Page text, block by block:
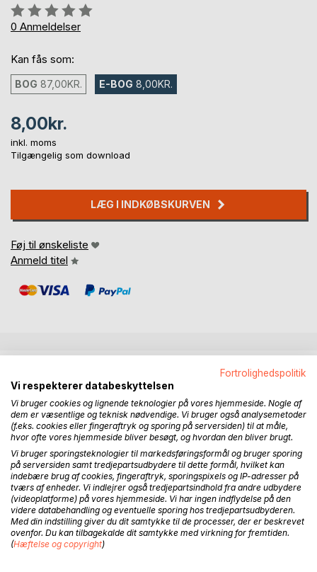
Anmeldelse::
0%
0 Anmeldelser
Kan fås som:
BOG 87,00KR. E-BOG 8,00KR.
8,00kr.
inkl. moms
Tilgængelig som download
LÆG I INDKØBSKURVEN
Føj til ønskeliste
Anmeld titel
I “Hvem har retten til mine smerter?” fortæller jeg om
rejsen, som har bragt mig ud af mørket og ind i lyset efter
mit livs katastrofer. Fra at have en hverdag med
invaliderende fysiske smerter og ubehag pga uhelbredelig
knoglemarvskræft, behandling og skader på min krop. Fra
tilbagevendende mareridt og flashbacks fra traumer som
pårørende til skizoaffektiv lidelse, med mentale
overbelastningsskader til følge. Fra dyb sorg, skam og
skyld efter min kære søns selvmord. Fra angst, melankoli,
depression og selvmordstanker. Er jeg nu kommet til et
Fortrolighedspolitik
Vi respekterer databeskyttelsen
Vi bruger cookies og lignende teknologier på vores hjemmeside. Nogle af
dem er væsentlige og teknisk nødvendige. Vi bruger også analysemetoder
(f.eks. cookies eller fingeraftryk og sporing på serversiden) til at måle,
hvor ofte vores hjemmeside bliver besøgt, og hvordan den bliver brugt.
Vi bruger sporingsteknologier til markedsføringsformål og bruger sporing
på serversiden samt tredjepartsudbydere til dette formål, hvilket kan
indebære brug af cookies, fingeraftryk, sporingspixels og IP-adresser på
tværs af enheder. Vi indlejrer også tredjepartsindhold fra andre udbydere
(videoplatforme) på vores hjemmeside. Vi har ingen indflydelse på den
videre databehandling og eventuelle sporing hos tredjepartsudbyderen.
Med din indstilling giver du dit samtykke til de processer, der er beskrevet
ovenfor. Du kan tilbagekalde dit samtykke med virkning for fremtiden.
(Hæftelse og copyright)